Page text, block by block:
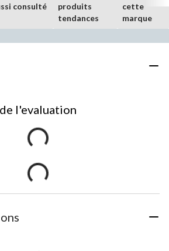
consulté
produits
tendances
cette
marque
l'evaluation